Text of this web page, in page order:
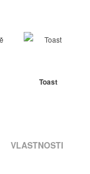
Toast
VLASTNOSTI